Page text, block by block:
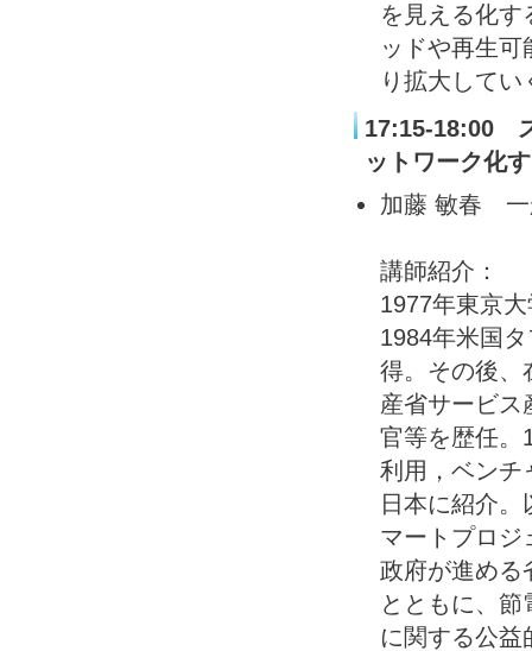
を見える化す
ッドや再生
り拡大して
17:15-18:00
ットワーク化
加藤 敏春 一
講師紹介：
1977年東京
1984年米国
得。その後、
産省サービス
官等を歴任。
利用，ベンチ
日本に紹介
マートプロジ
政府が進める
とともに、
に関する公